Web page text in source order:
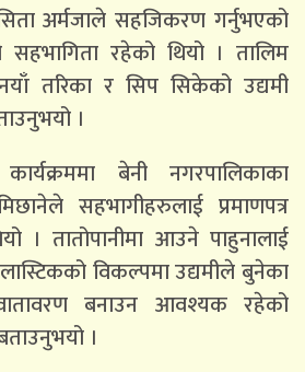
अर्मजाले सहजिकरण गर्नुभएको
सहभागिता रहेको थियो । तालिम
तरिका र सिप सिकेको उद्यमी
।
बेनी नगरपालिकाका
सहभागीहरुलाई प्रमाणपत्र
। तातोपानीमा आउने पाहुनालाई
विकल्पमा उद्यमीले बुनेका
बनाउन आवश्यक रहेको
।